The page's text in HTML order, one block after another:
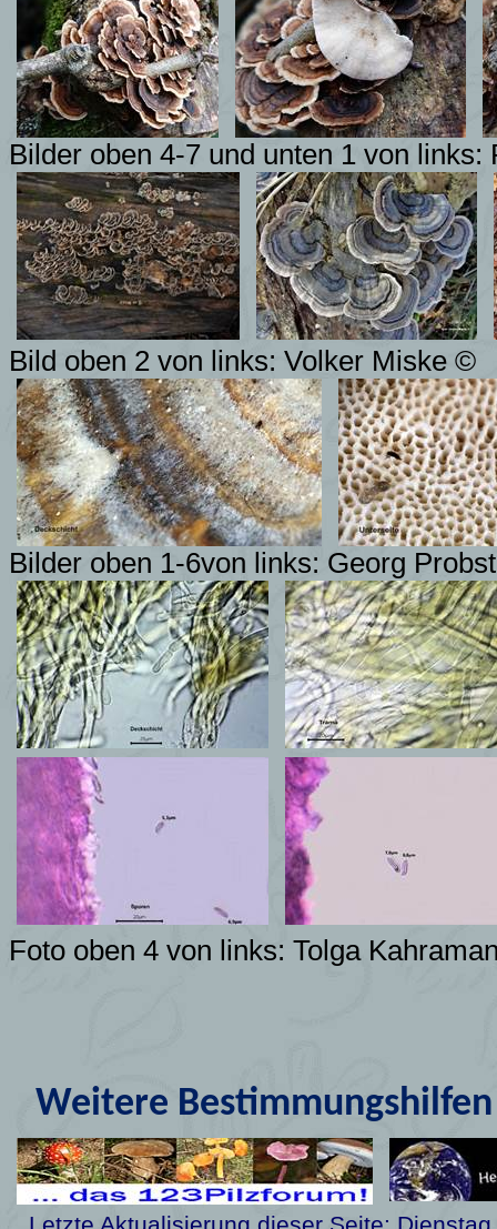
Bilder oben 4-7 und unten 1 von
Bild oben 2 von links: Volker Miske ©
Bilder oben 1-6von links: Georg
Foto oben 4 von links: Tolga
Weitere